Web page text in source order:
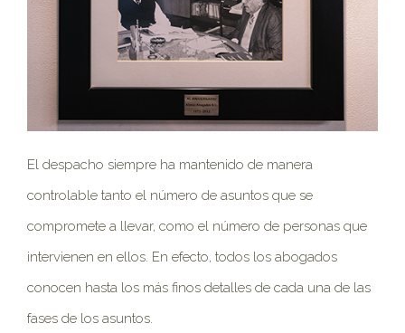
El despacho siempre ha mantenido de manera
controlable tanto el número de asuntos que se
compromete a llevar, como el número de personas que
intervienen en ellos. En efecto, todos los abogados
conocen hasta los más finos detalles de cada una de las
fases de los asuntos.